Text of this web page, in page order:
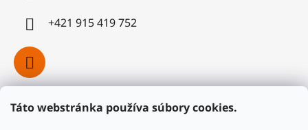
Táto webstránka používa súbory cookies.
+421 915 419 752
Facebook